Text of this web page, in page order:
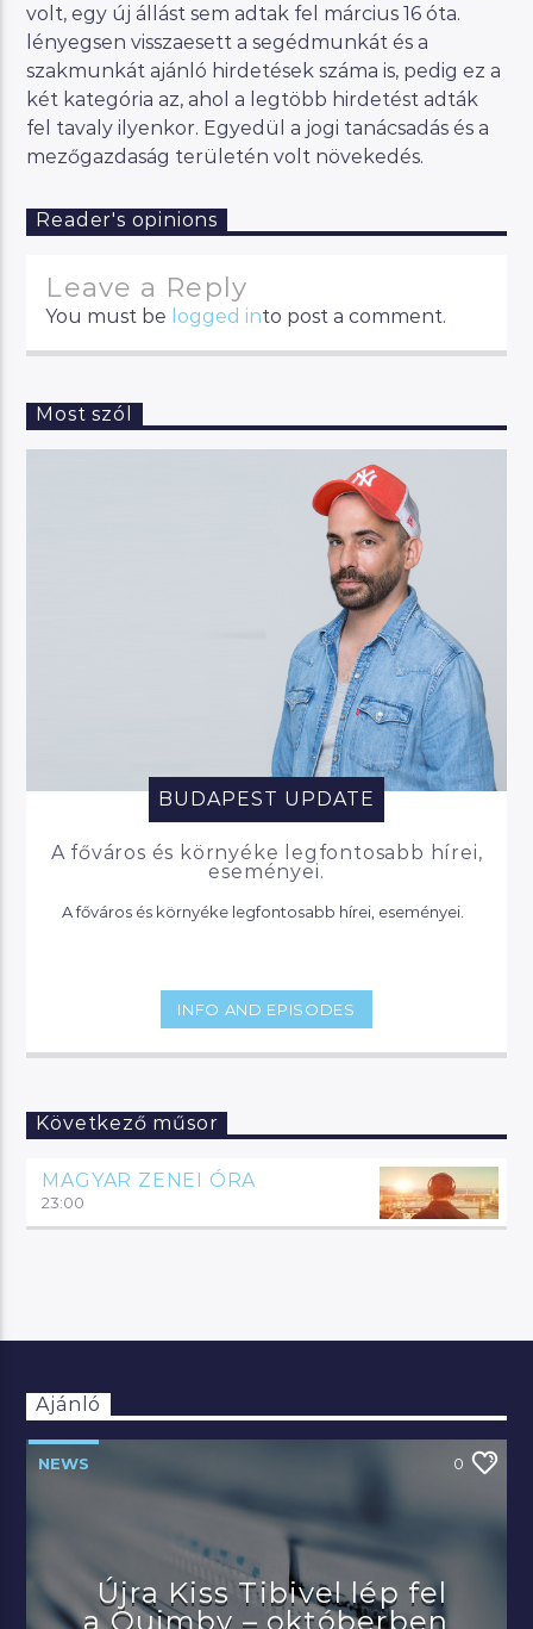
volt, egy új állást sem adtak fel március 16 óta.
lényegsen visszaesett a segédmunkát és a
szakmunkát ajánló hirdetések száma is, pedig ez a
két kategória az, ahol a legtöbb hirdetést adták
fel tavaly ilyenkor. Egyedül a jogi tanácsadás és a
mezőgazdaság területén volt növekedés.
Reader's opinions
Leave a Reply
You must be logged into post a comment.
Most szól
BUDAPEST UPDATE
A főváros és környéke legfontosabb hírei,
eseményei.
INFO AND EPISODES
Következő műsor
MAGYAR ZENEI ÓRA
23:00
Ajánló
NEWS 0
Újra Kiss Tibivel lép fel
a Quimby – októberben